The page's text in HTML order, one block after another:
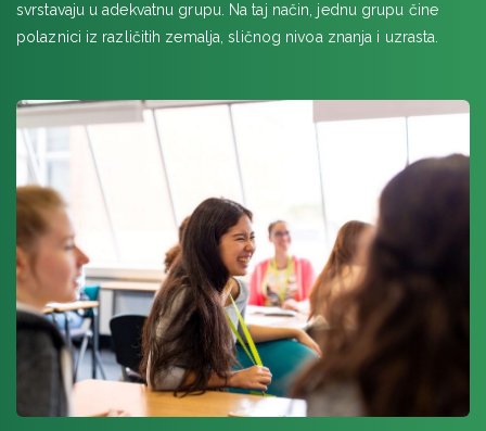
svrstavaju u adekvatnu grupu. Na taj način, jednu grupu čine
polaznici iz različitih zemalja, sličnog nivoa znanja i uzrasta.